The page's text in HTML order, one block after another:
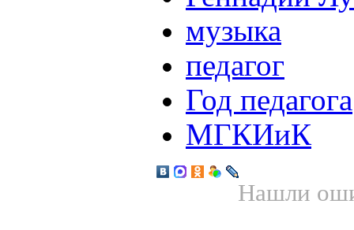
музыка
педагог
Год педагога
МГКИиК
Нашли